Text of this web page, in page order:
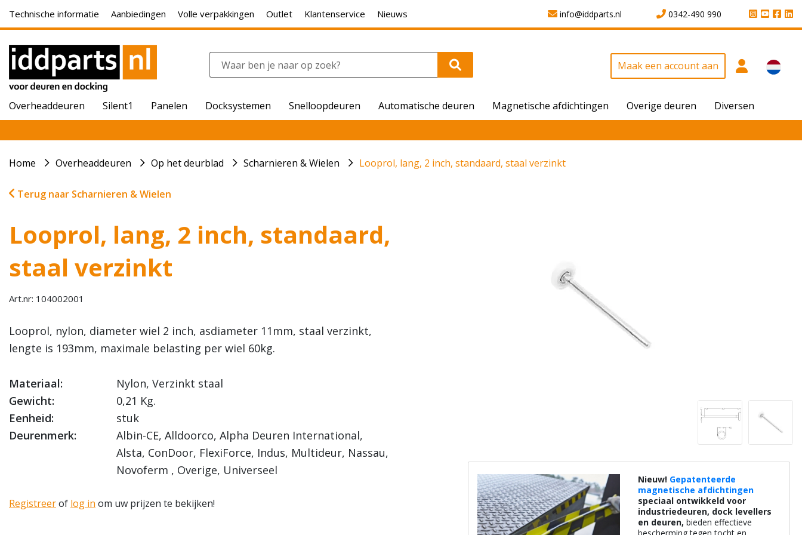
info@iddparts.nl 0342-490 990
Technische informatie Aanbiedingen Volle verpakkingen Outlet Klantenservice Nieuws
Maak een account aan
Overheaddeuren Silent1 Panelen Docksystemen Snelloopdeuren Automatische deuren Magnetische afdichtingen Overige deuren Diversen
Home Overheaddeuren Op het deurblad Scharnieren & Wielen Looprol, lang, 2 inch, standaard, staal verzinkt
Terug naar Scharnieren & Wielen
Looprol, lang, 2 inch, standaard,
staal verzinkt
Art.nr: 104002001
Looprol, nylon, diameter wiel 2 inch, asdiameter 11mm, staal verzinkt,
lengte is 193mm, maximale belasting per wiel 60kg.
Materiaal:
Nylon, Verzinkt staal
Gewicht:
0,21 Kg.
Eenheid:
stuk
Deurenmerk:
Albin-CE, Alldoorco, Alpha Deuren International,
Alsta, ConDoor, FlexiForce, Indus, Multideur, Nassau,
Novoferm , Overige, Universeel
Registreerof log in om uw prijzen te bekijken!
Nieuw! Gepatenteerde
magnetische afdichtingen
speciaal ontwikkeld voor
industriedeuren, dock levellers
en deuren, bieden effectieve